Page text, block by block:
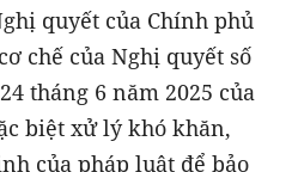
quyết của Chính phủ
chế của Nghị quyết số
tháng 6 năm 2025 của
biệt xử lý khó khăn,
của pháp luật để bảo